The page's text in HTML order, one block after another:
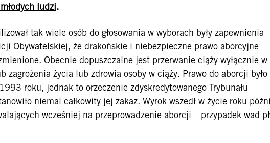
młodych ludzi.
tak wiele osób do głosowania w wyborach były zapewnienia
Obywatelskiej, że drakońskie i niebezpieczne prawo aborcyjne
Obecnie dopuszczalne jest przerwanie ciąży wyłącznie w
zagrożenia życia lub zdrowia osoby w ciąży. Prawo do aborcji było
roku, jednak to orzeczenie zdyskredytowanego Trybunału
niemal całkowity jej zakaz. Wyrok wszedł w życie roku
wcześniej na przeprowadzenie aborcji – przypadek wad